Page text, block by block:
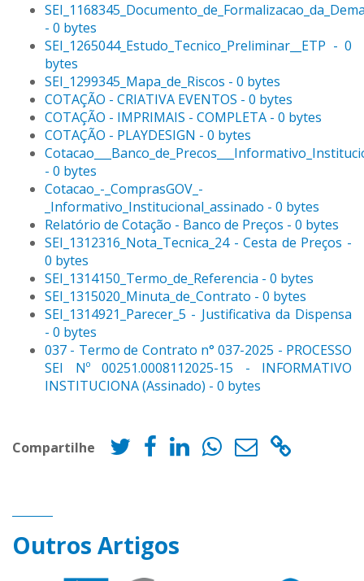
- 0 bytes
SEI_1265044_Estudo_Tecnico_Preliminar__ETP - 0
bytes
SEI_1299345_Mapa_de_Riscos - 0 bytes
COTAÇÃO - CRIATIVA EVENTOS - 0 bytes
COTAÇÃO - IMPRIMAIS - COMPLETA - 0 bytes
COTAÇÃO - PLAYDESIGN - 0 bytes
- 0 bytes
Cotacao_-_ComprasGOV_-
_Informativo_Institucional_assinado - 0 bytes
Relatório de Cotação - Banco de Preços - 0 bytes
SEI_1312316_Nota_Tecnica_24 - Cesta de Preços -
0 bytes
SEI_1314150_Termo_de_Referencia - 0 bytes
SEI_1315020_Minuta_de_Contrato - 0 bytes
SEI_1314921_Parecer_5 - Justificativa da Dispensa
- 0 bytes
037 - Termo de Contrato n° 037-2025 - PROCESSO
SEI Nº 00251.0008112025-15 - INFORMATIVO
INSTITUCIONA (Assinado) - 0 bytes
Compartilhe
Outros Artigos